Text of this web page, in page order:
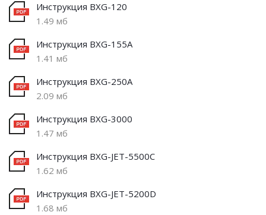
Инструкция BXG-120
1.49 мб
Инструкция BXG-155A
1.41 мб
Инструкция BXG-250A
2.09 мб
Инструкция BXG-3000
1.47 мб
Инструкция BXG-JET-5500C
1.62 мб
Инструкция BXG-JET-5200D
1.68 мб